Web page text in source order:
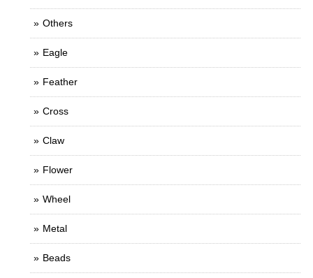
Others
Eagle
Feather
Cross
Claw
Flower
Wheel
Metal
Beads